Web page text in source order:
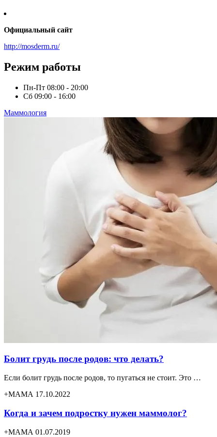
Официальный сайт
http://mosderm.ru/
Режим работы
Пн-Пт 08:00 - 20:00
Сб 09:00 - 16:00
Маммология
Болит грудь после родов: что делать?
Если болит грудь после родов, то пугаться не стоит. Это …
+МАМА 17.10.2022
Когда и зачем подростку нужен маммолог?
+МАМА 01.07.2019